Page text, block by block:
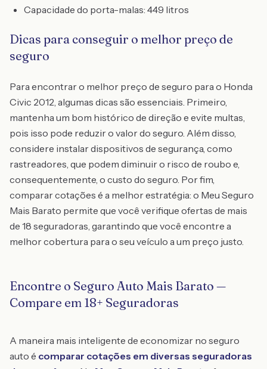
Capacidade do porta-malas: 449 litros
Dicas para conseguir o melhor preço de
seguro
Para encontrar o melhor preço de seguro para o Honda
Civic 2012, algumas dicas são essenciais. Primeiro,
mantenha um bom histórico de direção e evite multas,
pois isso pode reduzir o valor do seguro. Além disso,
considere instalar dispositivos de segurança, como
rastreadores, que podem diminuir o risco de roubo e,
consequentemente, o custo do seguro. Por fim,
comparar cotações é a melhor estratégia: o Meu Seguro
Mais Barato permite que você verifique ofertas de mais
de 18 seguradoras, garantindo que você encontre a
melhor cobertura para o seu veículo a um preço justo.
Encontre o Seguro Auto Mais Barato —
Compare em 18+ Seguradoras
A maneira mais inteligente de economizar no seguro
auto é comparar cotações em diversas seguradoras